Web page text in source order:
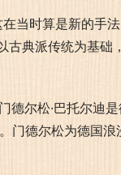
当时算是新的手
古典派传统为基础
德尔松·巴托尔迪
门德尔松为德国浪